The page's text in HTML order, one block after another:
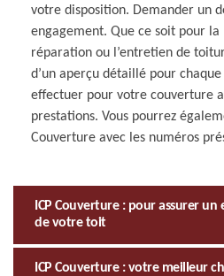
votre disposition. Demander un
engagement. Que ce soit pour
réparation ou l’entretien de
d’un aperçu détaillé pour
effectuer pour votre couverture
prestations. Vous pourrez
Couverture avec les numéros
ICP Couverture : pour assurer
de votre toit
ICP Couverture : votre meilleur